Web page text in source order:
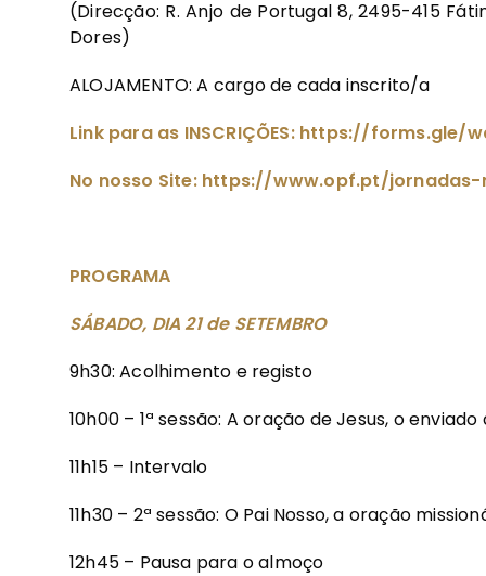
(Direcção: R. Anjo de Portugal 8, 2495-415
Dores)
ALOJAMENTO: A cargo de cada inscrito/a
Link para as INSCRIÇÕES: https://forms.gle/
No nosso Site: https://www.opf.pt/
PROGRAMA
SÁBADO, DIA 21 de SETEMBRO
9h30: Acolhimento e registo
10h00 – 1ª sessão: A oração de Jesus, o enviado
11h15 – Intervalo
11h30 – 2ª sessão: O Pai Nosso, a oração
12h45 – Pausa para o almoço